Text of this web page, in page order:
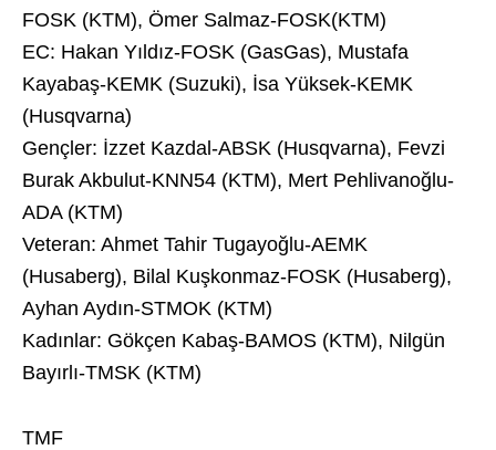
FOSK (KTM), Ömer Salmaz-FOSK(KTM)
EC: Hakan Yıldız-FOSK (GasGas), Mustafa
Kayabaş-KEMK (Suzuki), İsa Yüksek-KEMK
(Husqvarna)
Gençler: İzzet Kazdal-ABSK (Husqvarna), Fevzi
Burak Akbulut-KNN54 (KTM), Mert Pehlivanoğlu-
ADA (KTM)
Veteran: Ahmet Tahir Tugayoğlu-AEMK
(Husaberg), Bilal Kuşkonmaz-FOSK (Husaberg),
Ayhan Aydın-STMOK (KTM)
Kadınlar: Gökçen Kabaş-BAMOS (KTM), Nilgün
Bayırlı-TMSK (KTM)
TMF